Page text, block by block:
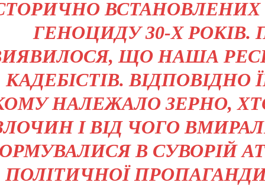
ГЕНОЦИДУ 30-Х РОКІВ.
ЩО НАША
КАДЕБІСТІВ. ВІДПОВІДНО
НАЛЕЖАЛО ЗЕРНО,
І ВІД ЧОГО
В СУВОРІЙ
ПОЛІТИЧНОЇ